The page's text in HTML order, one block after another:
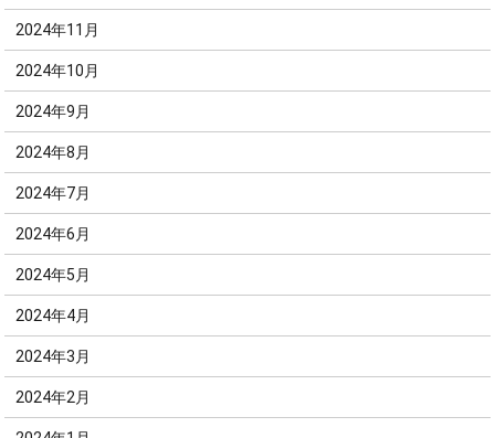
2024年11月
2024年10月
2024年9月
2024年8月
2024年7月
2024年6月
2024年5月
2024年4月
2024年3月
2024年2月